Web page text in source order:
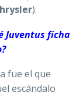
).
Juventus ficha
fue el que
escándalo